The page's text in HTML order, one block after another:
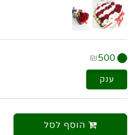
₪500
ענק
הוסף לסל